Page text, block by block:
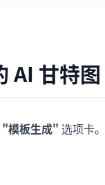
AI 甘特图
"模板生成" 选项卡。